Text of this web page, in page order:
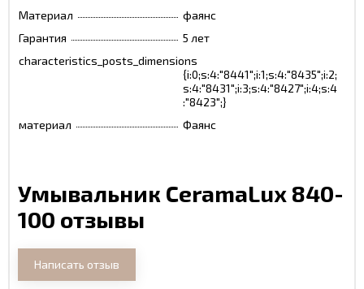
Материал
фаянс
Гарантия
5 лет
characteristics_posts_dimensions
a:5:
{i:0;s:4:"8441";i:1;s:4:"8435";i:2;
s:4:"8431";i:3;s:4:"8427";i:4;s:4
:"8423";}
материал
Фаянс
Умывальник CeramaLux 840-
100 отзывы
Написать отзыв